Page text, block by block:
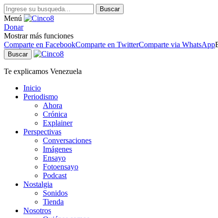
Buscar
Menú
Donar
Mostrar más funciones
Comparte en FacebookComparte en TwitterComparte via WhatsApp
Buscar
Te explicamos Venezuela
Inicio
Periodismo
Ahora
Crónica
Explainer
Perspectivas
Conversaciones
Imágenes
Ensayo
Fotoensayo
Podcast
Nostalgia
Sonidos
Tienda
Nosotros